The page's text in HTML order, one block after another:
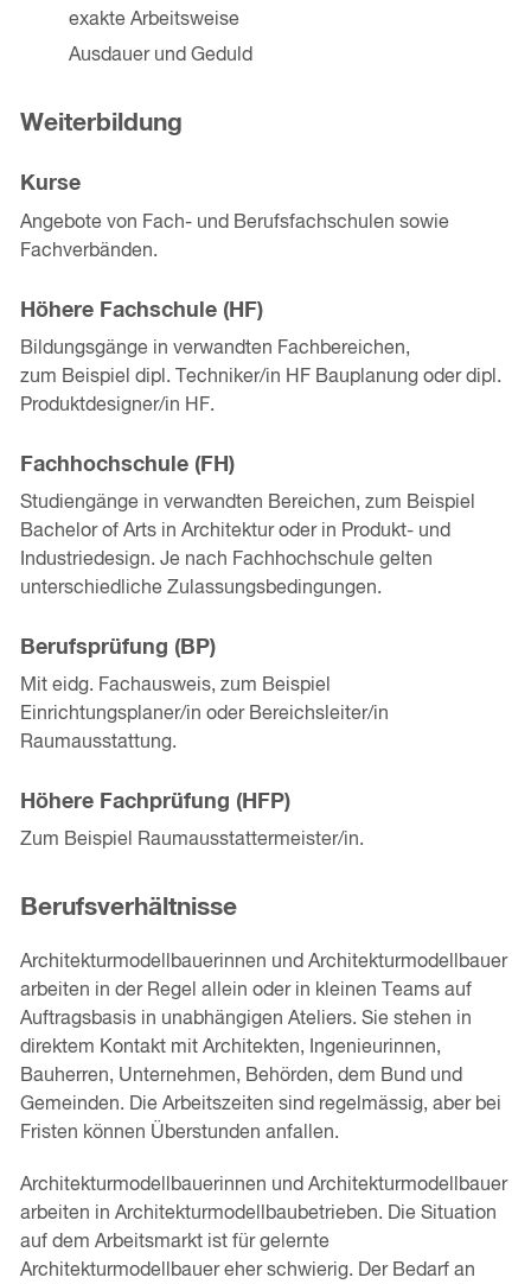
exakte Arbeitsweise
Ausdauer und Geduld
Weiterbildung
Kurse
Angebote von Fach- und Berufsfachschulen sowie
Fachverbänden.
Höhere Fachschule (HF)
Bildungsgänge in verwandten Fachbereichen,
zum Beispiel dipl. Techniker/in HF Bauplanung oder dipl.
Produktdesigner/in HF.
Fachhochschule (FH)
Studiengänge in verwandten Bereichen, zum Beispiel
Bachelor of Arts in Architektur oder in Produkt- und
Industriedesign. Je nach Fachhochschule gelten
unterschiedliche Zulassungsbedingungen.
Berufsprüfung (BP)
Mit eidg. Fachausweis, zum Beispiel
Einrichtungsplaner/in oder Bereichsleiter/in
Raumausstattung.
Höhere Fachprüfung (HFP)
Zum Beispiel Raumausstattermeister/in.
Berufsverhältnisse
Architekturmodellbauerinnen und Architekturmodellbauer
arbeiten in der Regel allein oder in kleinen Teams auf
Auftragsbasis in unabhängigen Ateliers. Sie stehen in
direktem Kontakt mit Architekten, Ingenieurinnen,
Bauherren, Unternehmen, Behörden, dem Bund und
Gemeinden. Die Arbeitszeiten sind regelmässig, aber bei
Fristen können Überstunden anfallen.
Architekturmodellbauerinnen und Architekturmodellbauer
arbeiten in Architekturmodellbaubetrieben. Die Situation
auf dem Arbeitsmarkt ist für gelernte
Architekturmodellbauer eher schwierig. Der Bedarf an